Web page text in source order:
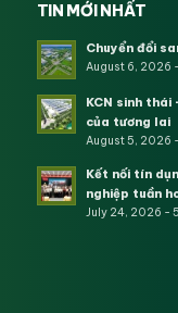
TIN MỚI NHẤT
Chuyển đổi
August 6, 2026
KCN sinh thái
của tương lai
August 5, 2026
Kết nối tín
nghiệp tuần
July 24, 2026 -